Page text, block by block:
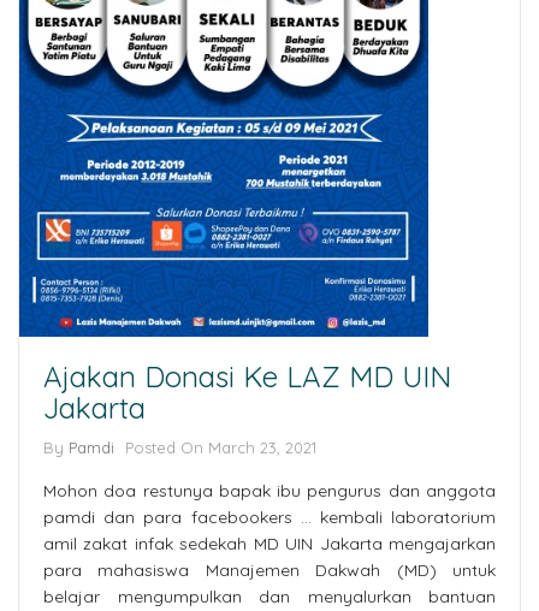
Ajakan Donasi Ke LAZ MD UIN
Jakarta
By Pamdi Posted On March 23, 2021
Mohon doa restunya bapak ibu pengurus dan anggota
pamdi dan para facebookers … kembali laboratorium
amil zakat infak sedekah MD UIN Jakarta mengajarkan
para mahasiswa Manajemen Dakwah (MD) untuk
belajar mengumpulkan dan menyalurkan bantuan